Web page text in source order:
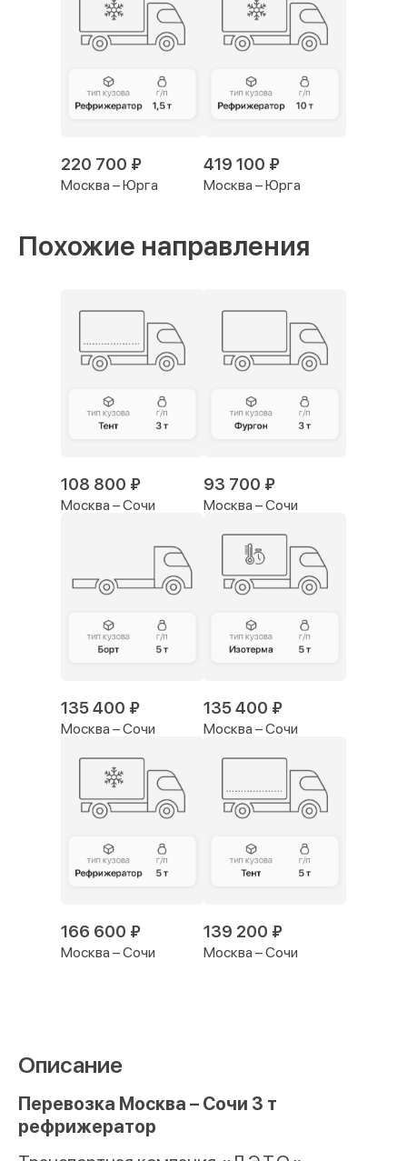
220 700 ₽
Москва – Юрга
419 100 ₽
Москва – Юрга
Похожие направления
108 800 ₽
Москва – Сочи
93 700 ₽
Москва – Сочи
135 400 ₽
Москва – Сочи
135 400 ₽
Москва – Сочи
166 600 ₽
Москва – Сочи
139 200 ₽
Москва – Сочи
Описание
Перевозка Москва – Сочи 3 т
рефрижератор